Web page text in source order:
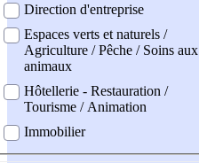
Direction d'entreprise
Espaces verts et naturels /
Agriculture / Pêche / Soins aux
animaux
Hôtellerie - Restauration /
Tourisme / Animation
Immobilier